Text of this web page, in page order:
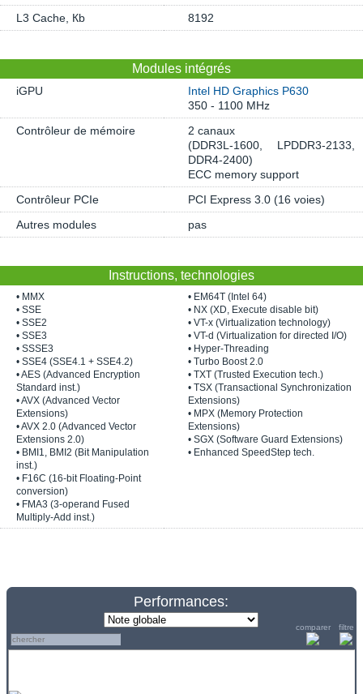
L3 Cache, Кb
8192
Modules intégrés
iGPU
Intel HD Graphics P630
350 - 1100 MHz
Contrôleur de mémoire
2 canaux
(DDR3L-1600, LPDDR3-2133,
DDR4-2400)
ECC memory support
Contrôleur PCIe
PCI Express 3.0 (16 voies)
Autres modules
pas
Instructions, technologies
• MMX
• SSE
• SSE2
• SSE3
• SSSE3
• SSE4 (SSE4.1 + SSE4.2)
• AES (Advanced Encryption
Standard inst.)
• AVX (Advanced Vector
Extensions)
• AVX 2.0 (Advanced Vector
Extensions 2.0)
• BMI1, BMI2 (Bit Manipulation
inst.)
• F16C (16-bit Floating-Point
conversion)
• FMA3 (3-operand Fused
Multiply-Add inst.)
• EM64T (Intel 64)
• NX (XD, Execute disable bit)
• VT-x (Virtualization technology)
• VT-d (Virtualization for directed I/O)
• Hyper-Threading
• Turbo Boost 2.0
• TXT (Trusted Execution tech.)
• TSX (Transactional Synchronization
Extensions)
• MPX (Memory Protection
Extensions)
• SGX (Software Guard Extensions)
• Enhanced SpeedStep tech.
Performances:
comparer filtre